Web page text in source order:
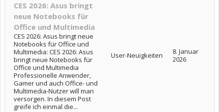
CES 2026: Asus bringt
neue Notebooks für
Office und Multimedia
CES 2026: Asus bringt neue
Notebooks für Office und
Multimedia: CES 2026: Asus
bringt neue Notebooks für
Office und Multimedia
Professionelle Anwender,
Gamer und auch Office- und
Multimedia-Nutzer will man
versorgen. In diesem Post
greife ich einmal die...
User-Neuigkeiten
8. Januar
2026